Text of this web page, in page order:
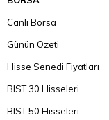
Canlı Borsa
Günün Özeti
Hisse Senedi Fiyatları
BIST 30 Hisseleri
BIST 50 Hisseleri